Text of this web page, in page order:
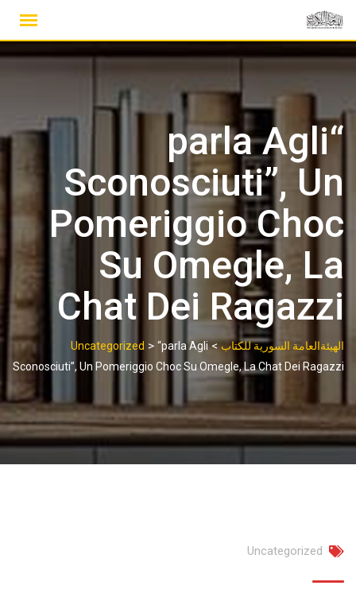
“parla Agli
Sconosciuti”, Un
Pomeriggio Choc
Su Omegle, La
Chat Dei Ragazzi
الهيئةالعامة السورية للكتاب >
Uncategorized > “parla Agli
Sconosciuti”, Un Pomeriggio Choc Su Omegle, La Chat Dei Ragazzi
Uncategorized